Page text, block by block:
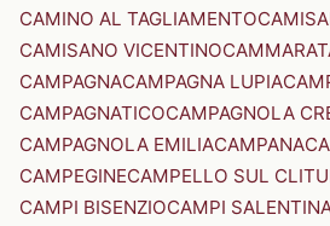
CAMINO AL TAGLIAMENTO
CAMISANO VICENTINO
CAMPAGNACAMPAGNA LUPIA
CAMPAGNATICOCAMPAGNOLA
CAMPAGNOLA EMILIACAMPANA
CAMPEGINECAMPELLO SUL
CAMPI BISENZIOCAMPI